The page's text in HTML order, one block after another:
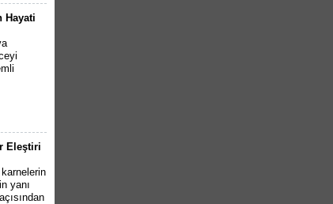
Hayati
Eleştiri
karnelerin
yanı